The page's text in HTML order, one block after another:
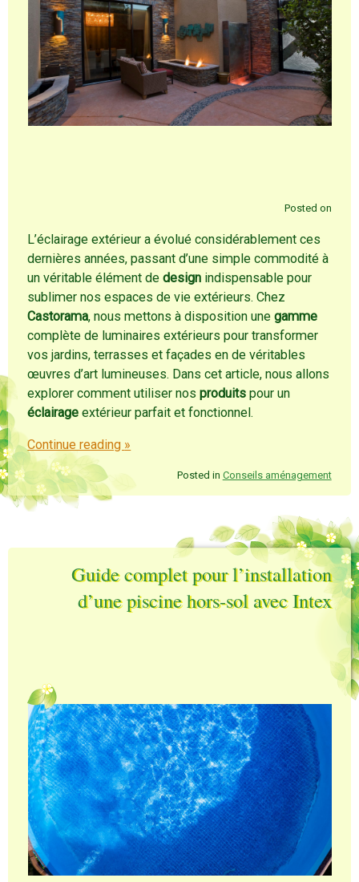
Posted on
L’éclairage extérieur a évolué considérablement ces
dernières années, passant d’une simple commodité à
un véritable élément dedesign indispensable pour
sublimer nos espaces de vie extérieurs. Chez
Castorama, nous mettons à disposition unegamme
complète de luminaires extérieurs pour transformer
vos jardins, terrasses et façades en de véritables
œuvres d’art lumineuses. Dans cet article, nous allons
explorer comment utiliser nosproduits pour un
éclairage extérieur parfait et fonctionnel.
Continue reading »
Posted in Conseils aménagement
Guide complet pour l’installation
d’une piscine hors-sol avec Intex